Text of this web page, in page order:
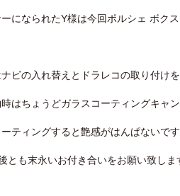
になられたY様は今回ポルシェ ボク
ビの入れ替えとドラレコの取り付け
時はちょうどガラスコーティングキャ
ティングすると艶感がはんぱないで
とも末永いお付き合いをお願い致しま